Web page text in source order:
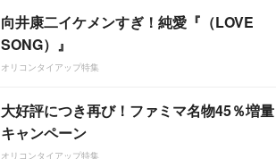
向井康二イケメンすぎ！純愛『（LOVE
SONG）』
オリコンタイアップ特集
大好評につき再び！ファミマ名物45％増量
キャンペーン
オリコンタイアップ特集